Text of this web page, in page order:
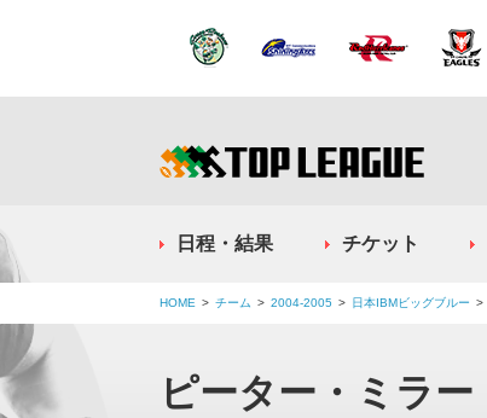
日程・結果 チケット
HOME チーム 2004-2005 日本IBMビッグブルー
ピーター・ミラー